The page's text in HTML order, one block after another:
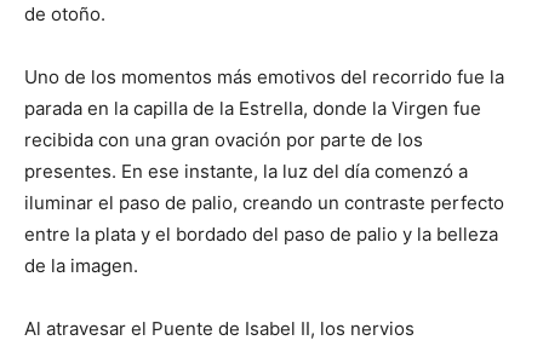
de otoño.
Uno de los momentos más emotivos del recorrido fue la
parada en la capilla de la Estrella, donde la Virgen fue
recibida con una gran ovación por parte de los
presentes. En ese instante, la luz del día comenzó a
iluminar el paso de palio, creando un contraste perfecto
entre la plata y el bordado del paso de palio y la belleza
de la imagen.
Al atravesar el Puente de Isabel II, los nervios